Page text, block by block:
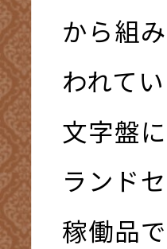
から組
われてい
文字盤
ランド
稼働品